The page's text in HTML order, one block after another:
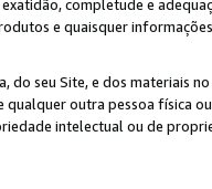
completude e
e quaisquer
do seu Site, e dos materiais
qualquer outra pessoa física
intelectual ou de